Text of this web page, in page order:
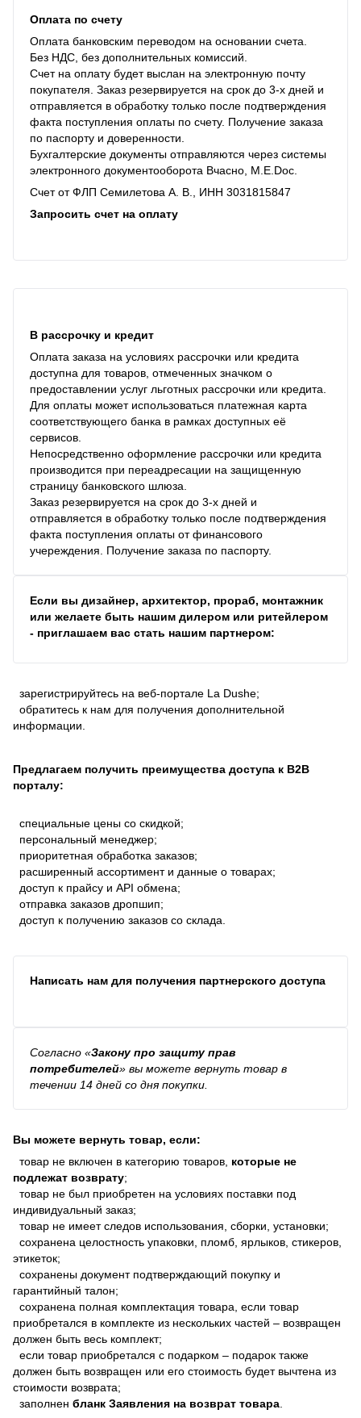
Оплата по счету
Оплата банковским переводом на основании счета.
Без НДС, без дополнительных комиссий.
Счет на оплату будет выслан на электронную почту
покупателя. Заказ резервируется на срок до 3-х дней и
отправляется в обработку только после подтверждения
факта поступления оплаты по счету. Получение заказа
по паспорту и доверенности.
Бухгалтерские документы отправляются через системы
электронного документооборота Вчасно, M.E.Doc.
Счет от ФЛП Семилетова А. В., ИНН 3031815847
Запросить счет на оплату
В рассрочку и кредит
Оплата заказа на условиях рассрочки или кредита
доступна для товаров, отмеченных значком о
предоставлении услуг льготных рассрочки или кредита.
Для оплаты может использоваться платежная карта
соответствующего банка в рамках доступных её
сервисов.
Непосредственно оформление рассрочки или кредита
производится при переадресации на защищенную
страницу банковского шлюза.
Заказ резервируется на срок до 3-х дней и
отправляется в обработку только после подтверждения
факта поступления оплаты от финансового
учереждения. Получение заказа по паспорту.
Если вы дизайнер, архитектор, прораб, монтажник
или желаете быть нашим дилером или ритейлером
- приглашаем вас стать нашим партнером:
зарегистрируйтесь на веб-портале La Dushe;
обратитесь к нам для получения дополнительной
информации.
Предлагаем получить преимущества доступа к В2В
порталу:
специальные цены со скидкой;
персональный менеджер;
приоритетная обработка заказов;
расширенный ассортимент и данные о товарах;
доступ к прайсу и API обмена;
отправка заказов дропшип;
доступ к получению заказов со склада.
Написать нам для получения партнерского доступа
Согласно «Закону про защиту прав
потребителей» вы можете вернуть товар в
течении 14 дней со дня покупки.
Вы можете вернуть товар, если:
товар не включен в категорию товаров, которые не
подлежат возврату;
товар не был приобретен на условиях поставки под
индивидуальный заказ;
товар не имеет следов использования, сборки, установки;
сохранена целостность упаковки, пломб, ярлыков, стикеров,
этикеток;
сохранены документ подтверждающий покупку и
гарантийный талон;
сохранена полная комплектация товара, если товар
приобретался в комплекте из нескольких частей – возвращен
должен быть весь комплект;
если товар приобретался с подарком – подарок также
должен быть возвращен или его стоимость будет вычтена из
стоимости возврата;
заполнен бланк Заявления на возврат товара